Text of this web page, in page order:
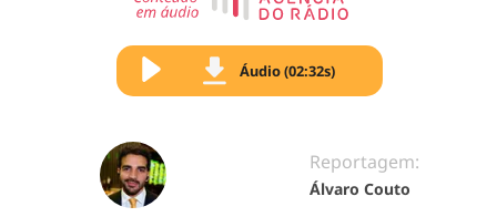
Áudio (02:32s)
Reportagem:
Álvaro Couto